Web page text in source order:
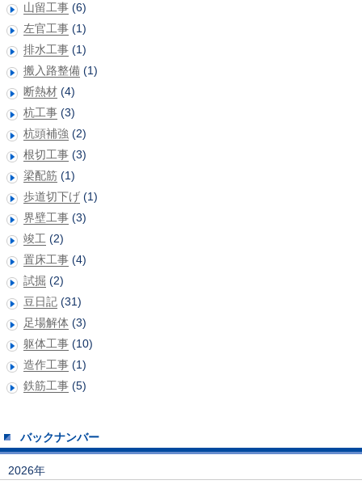
山留工事 (6)
左官工事 (1)
排水工事 (1)
搬入路整備 (1)
断熱材 (4)
杭工事 (3)
杭頭補強 (2)
根切工事 (3)
梁配筋 (1)
歩道切下げ (1)
界壁工事 (3)
竣工 (2)
置床工事 (4)
試掘 (2)
豆日記 (31)
足場解体 (3)
躯体工事 (10)
造作工事 (1)
鉄筋工事 (5)
バックナンバー
2026年